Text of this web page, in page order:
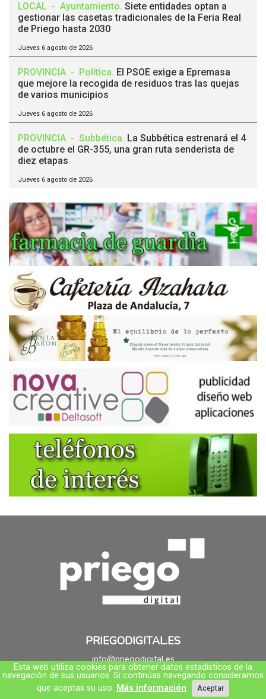
LOCAL - Ayuntamiento. Siete entidades optan a
gestionar las casetas tradicionales de la Feria Real
de Priego hasta 2030
Jueves 6 agosto de 2026
PROVINCIA - Política. El PSOE exige a Epremasa
que mejore la recogida de residuos tras las quejas
de varios municipios
Jueves 6 agosto de 2026
PROVINCIA - Subbética. La Subbética estrenará el 4
de octubre el GR-355, una gran ruta senderista de
diez etapas
Jueves 6 agosto de 2026
PRIEGODIGITAL.ES
info@priegodigital.es
Formulario de contacto
Esta web utiliza cookies para obtener datos estadísticos de la
navegación de sus usuarios. Si continúas navegando consideramos
que aceptas su uso. Más información Aceptar